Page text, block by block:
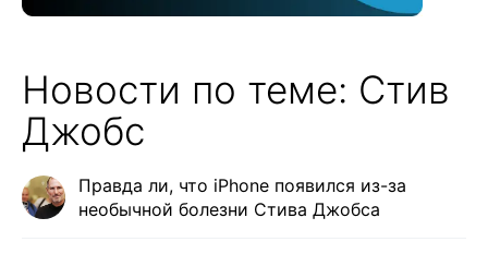
Новости по теме: Стив
Джобс
Правда ли, что iPhone появился из-за
необычной болезни Стива Джобса